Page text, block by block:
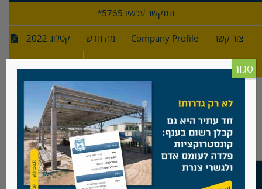
התקשר עכשיו 5765*
צור קשר Company Profile מה חדש קטלוג 2022
"פרויקט לאומי עצום" – חווה סולארית באשלים
סגור